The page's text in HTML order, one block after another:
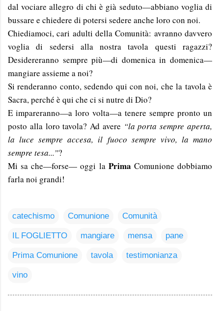
dal vociare allegro di chi è già seduto—abbiano voglia di
bussare e chiedere di potersi sedere anche loro con noi.
Chiediamoci, cari adulti della Comunità: avranno davvero
voglia di sedersi alla nostra tavola questi ragazzi?
Desidereranno sempre più—di domenica in domenica—
mangiare assieme a noi?
Si renderanno conto, sedendo qui con noi, che la tavola è
Sacra, perché è qui che ci si nutre di Dio?
E impareranno—a loro volta—a tenere sempre pronto un
posto alla loro tavola? Ad avere “la porta sempre aperta,
la luce sempre accesa, il fuoco sempre vivo, la mano
sempre tesa...”?
Mi sa che—forse— oggi la Prima Comunione dobbiamo
farla noi grandi!
catechismo Comunione Comunità
IL FOGLIETTO mangiare mensa pane
Prima Comunione tavola testimonianza
vino